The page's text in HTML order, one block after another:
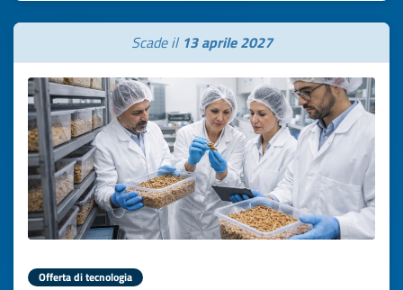
Scade il 13 aprile 2027
Offerta di tecnologia